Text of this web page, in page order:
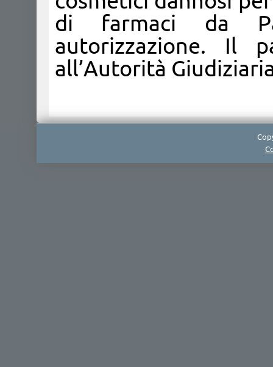
di farmaci da
autorizzazione. Il
all’Autorità